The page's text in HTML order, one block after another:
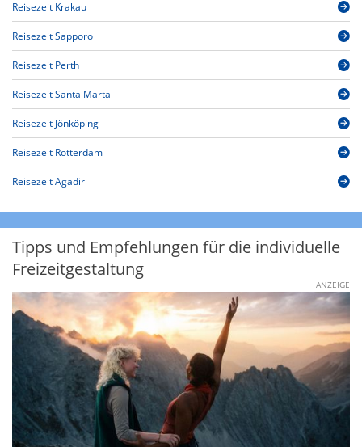
Reisezeit Krakau
Reisezeit Sapporo
Reisezeit Perth
Reisezeit Santa Marta
Reisezeit Jönköping
Reisezeit Rotterdam
Reisezeit Agadir
Tipps und Empfehlungen für die individuelle
Freizeitgestaltung
ANZEIGE